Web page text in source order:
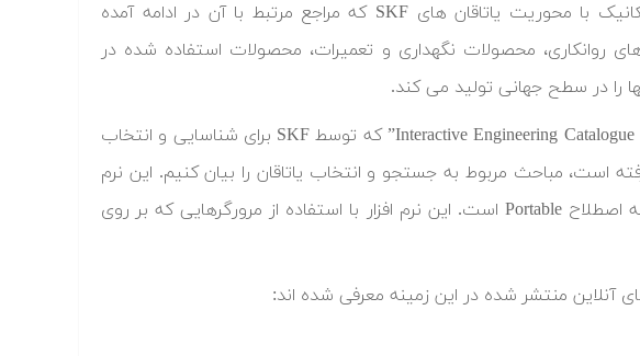
در آموزش جستجو و انتخاب یاتاقان برای مهندسین مکانیک با محوریت یاتاقان های SKF که مراجع مرتبط با آن در ادامه آمده
روانکاری، محصولات نگهداری و تعمیرات، محصولات استفاده شده در
را در سطح جهانی تولید می کند.
در این آموزش می خواهیم با تمرکز بر روی نرم افزار “Interactive Engineering Catalogue SKF” که توسط SKF برای شناسایی و انتخاب
است، مباحث مربوط به جستجو و انتخاب یاتاقان را بیان کنیم. این نرم
افزار جزو نرم افزارهایی است که نیازی به نصب ندارد و به اصطلاح Portable است. این نرم افزار با استفاده از مرورگرهایی که بر روی
آنلاین منتشر شده در این زمینه معرفی شده اند: